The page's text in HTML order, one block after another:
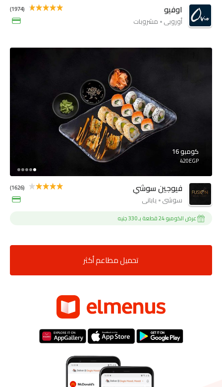
(1974) اوفيو
أوروبي مشروبات
كومبو 16
420EGP
(1626) فيوجين سوشي
سوشي ياباني
عرض الكومبو 24 قطعة بـ 330 جنيه
تحميل مطاعم أكثر